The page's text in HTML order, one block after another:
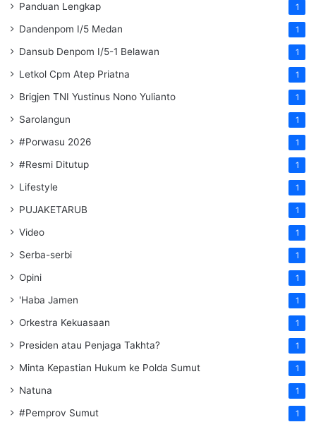
Panduan Lengkap 1
Dandenpom I/5 Medan 1
Dansub Denpom I/5-1 Belawan 1
Letkol Cpm Atep Priatna 1
Brigjen TNI Yustinus Nono Yulianto 1
Sarolangun 1
#Porwasu 2026 1
#Resmi Ditutup 1
Lifestyle 1
PUJAKETARUB 1
Video 1
Serba-serbi 1
Opini 1
'Haba Jamen 1
Orkestra Kekuasaan 1
Presiden atau Penjaga Takhta? 1
Minta Kepastian Hukum ke Polda Sumut 1
Natuna 1
#Pemprov Sumut 1